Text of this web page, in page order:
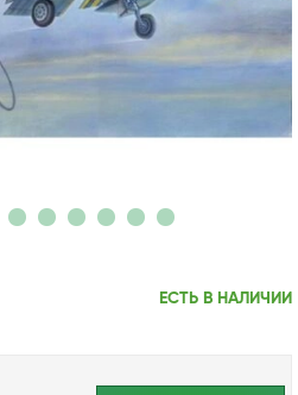
ЕСТЬ В НАЛИЧИИ